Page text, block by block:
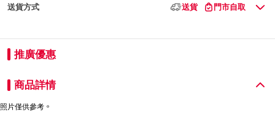
送貨方式 送貨 門市自取
推廣優惠
商品詳情
照片僅供參考。